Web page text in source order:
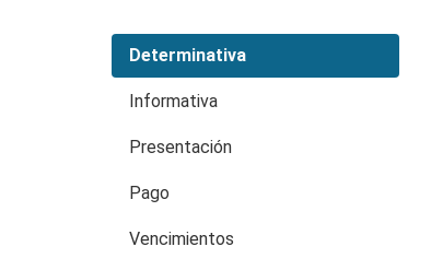
Determinativa
Informativa
Presentación
Pago
Vencimientos